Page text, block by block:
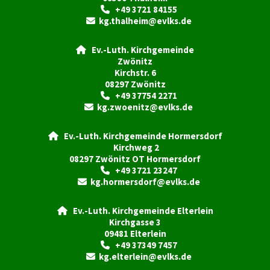
+49 3721 84155
 kg.thalheim@evlks.de

Ev.-Luth. Kirchgemeinde
Zwönitz
Kirchstr. 6
08297 Zwönitz
+49 37754 2271
 kg.zwoenitz@evlks.de
Ev.-Luth. Kirchgemeinde Hormersdorf
Kirchweg 2
08297 Zwönitz OT Hormersdorf
+49 3721 23247
 kg.hormersdorf@evlks.de
Ev.-Luth. Kirchgemeinde Elterlein
Kirchgasse 3
09481 Elterlein
+49 37349 7457
 kg.elterlein@evlks.de